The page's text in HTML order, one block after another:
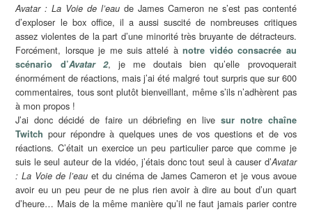
Avatar : La Voie de l’eau de James Cameron ne s’est pas contenté
d’exploser le box office, il a aussi suscité de nombreuses critiques
assez violentes de la part d’une minorité très bruyante de détracteurs.
Forcément, lorsque je me suis attelé ànotre vidéo consacrée au
scénario d’Avatar 2, je me doutais bien qu’elle provoquerait
énormément de réactions, mais j’ai été malgré tout surpris que sur 600
commentaires, tous sont plutôt bienveillant, même s’ils n’adhèrent pas
à mon propos !
J’ai donc décidé de faire un débriefing en live sur notre chaîne
Twitch pour répondre à quelques unes de vos questions et de vos
réactions. C’était un exercice un peu particulier parce que comme je
suis le seul auteur de la vidéo, j’étais donc tout seul à causer d’Avatar
: La Voie de l’eau et du cinéma de James Cameron et je vous avoue
avoir eu un peu peur de ne plus rien avoir à dire au bout d’un quart
d’heure… Mais de la même manière qu’il ne faut jamais parier contre